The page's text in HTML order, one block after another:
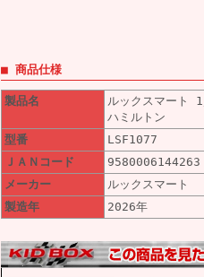
■ 商品仕様
製品名
ルックスマー
ハミルトン
型番
LSF1077
ＪＡＮコード
9580006144263
メーカー
ルックスマート
製造年
2026年